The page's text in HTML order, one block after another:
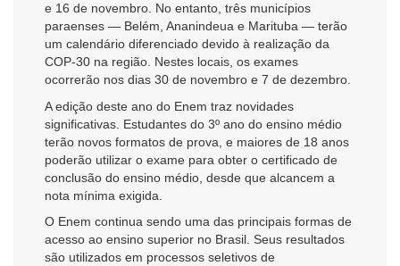
e 16 de novembro. No entanto, três municípios
paraenses — Belém, Ananindeua e Marituba — terão
um calendário diferenciado devido à realização da
COP-30 na região. Nestes locais, os exames
ocorrerão nos dias 30 de novembro e 7 de dezembro.
A edição deste ano do Enem traz novidades
significativas. Estudantes do 3º ano do ensino médio
terão novos formatos de prova, e maiores de 18 anos
poderão utilizar o exame para obter o certificado de
conclusão do ensino médio, desde que alcancem a
nota mínima exigida.
O Enem continua sendo uma das principais formas de
acesso ao ensino superior no Brasil. Seus resultados
são utilizados em processos seletivos de